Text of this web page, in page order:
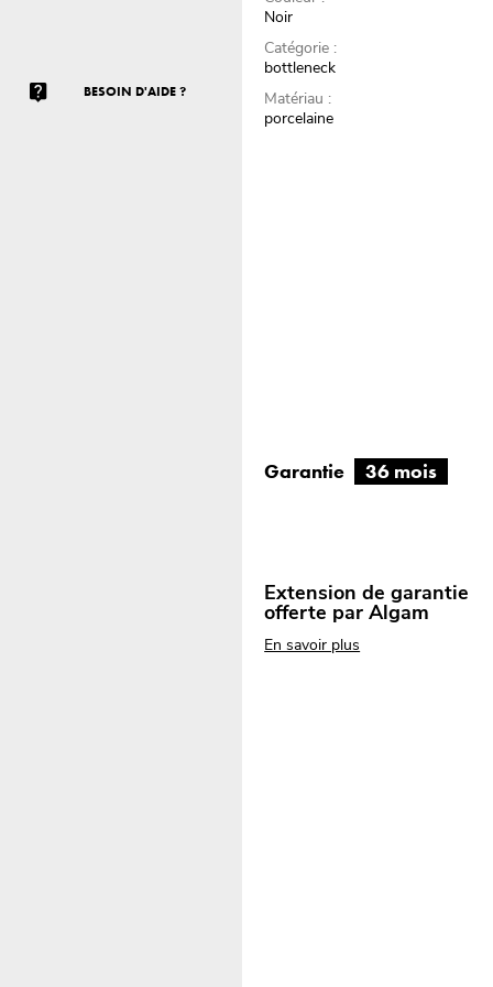
BESOIN D'AIDE ?
Noir
Catégorie :
bottleneck
Matériau :
porcelaine
Garantie 36 mois
Extension de garantie
offerte par Algam
En savoir plus